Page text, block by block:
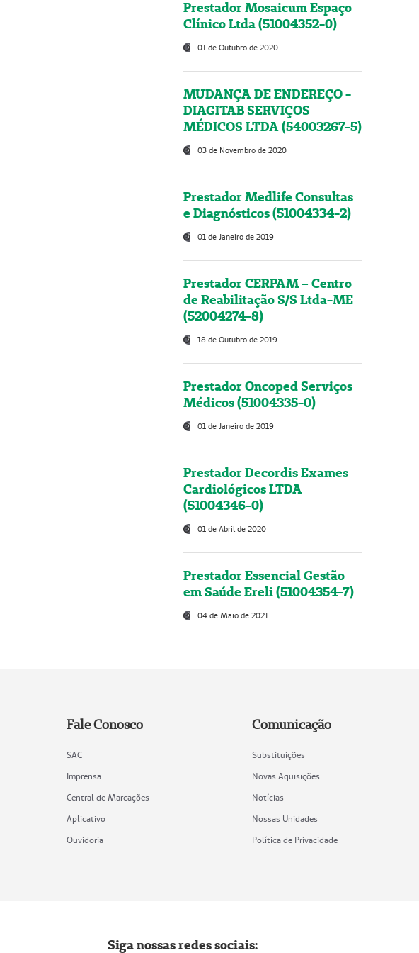
Prestador Mosaicum Espaço
Clínico Ltda (51004352-0)
01 de Outubro de 2020
MUDANÇA DE ENDEREÇO -
DIAGITAB SERVIÇOS
MÉDICOS LTDA (54003267-5)
03 de Novembro de 2020
Prestador Medlife Consultas
e Diagnósticos (51004334-2)
01 de Janeiro de 2019
Prestador CERPAM – Centro
de Reabilitação S/S Ltda-ME
(52004274-8)
18 de Outubro de 2019
Prestador Oncoped Serviços
Médicos (51004335-0)
01 de Janeiro de 2019
Prestador Decordis Exames
Cardiológicos LTDA
(51004346-0)
01 de Abril de 2020
Prestador Essencial Gestão
em Saúde Ereli (51004354-7)
04 de Maio de 2021
Fale Conosco
SAC
Imprensa
Central de Marcações
Aplicativo
Ouvidoria
Comunicação
Substituições
Novas Aquisições
Notícias
Nossas Unidades
Política de Privacidade
Siga nossas redes sociais: